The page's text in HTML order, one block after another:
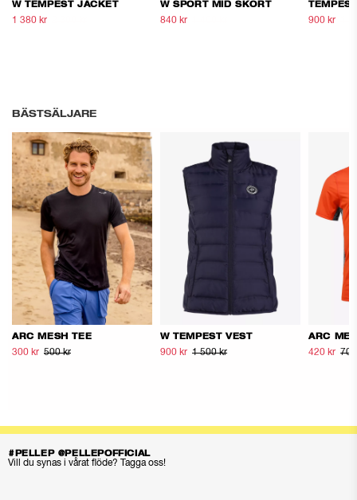
W TEMPEST JACKET
1 380 kr
W SPORT MID SKORT
840 kr 900 kr
BÄSTSÄLJARE
ARC MESH TEE
300 kr 500 kr
W TEMPEST VEST
900 kr 1 500 kr
ARC
420 kr
#PELLEP @PELLEPOFFICIAL
Vill du synas i vårat flöde? Tagga oss!